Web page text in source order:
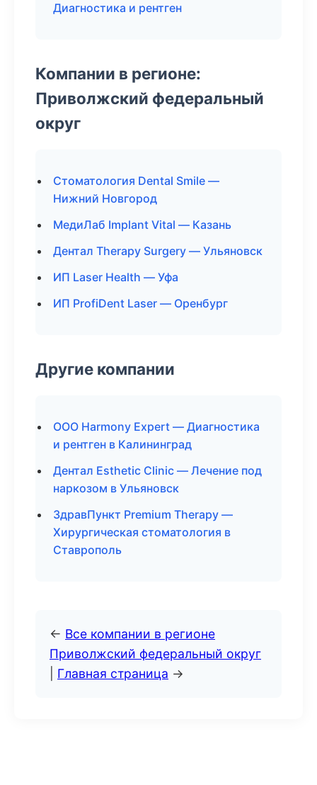
Диагностика и рентген
Компании в регионе:
Приволжский федеральный
округ
Стоматология Dental Smile —
Нижний Новгород
МедиЛаб Implant Vital — Казань
Дентал Therapy Surgery — Ульяновск
ИП Laser Health — Уфа
ИП ProfiDent Laser — Оренбург
Другие компании
ООО Harmony Expert — Диагностика
и рентген в Калининград
Дентал Esthetic Clinic — Лечение под
наркозом в Ульяновск
ЗдравПункт Premium Therapy —
Хирургическая стоматология в
Ставрополь
← Все компании в регионе
Приволжский федеральный округ
Главная страница →